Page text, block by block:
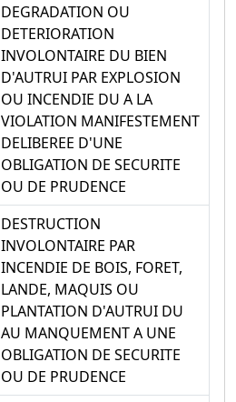
DEGRADATION OU
DETERIORATION
INVOLONTAIRE DU BIEN
D'AUTRUI PAR EXPLOSION
OU INCENDIE DU A LA
VIOLATION MANIFESTEMENT
DELIBEREE D'UNE
OBLIGATION DE SECURITE
OU DE PRUDENCE
DESTRUCTION
INVOLONTAIRE PAR
INCENDIE DE BOIS, FORET,
LANDE, MAQUIS OU
PLANTATION D'AUTRUI DU
AU MANQUEMENT A UNE
OBLIGATION DE SECURITE
OU DE PRUDENCE